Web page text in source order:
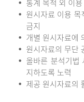
통계 목적 외 이
원시자료 이용
금지
개별 원시자료에
원시자료의 무단
올바른 분석기법
지하도록 노력
제공 원시자료의